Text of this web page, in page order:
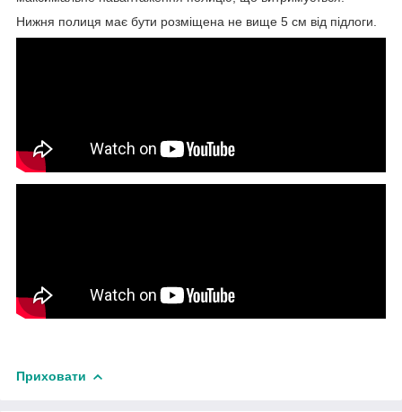
Нижня полиця має бути розміщена не вище 5 см від підлоги.
Приховати